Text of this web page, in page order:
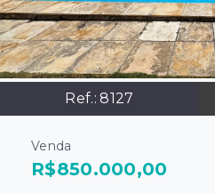
Ref.:8127
Venda
R$850.000,00